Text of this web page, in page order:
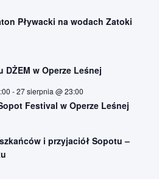
Pływacki na wodach Zatoki
DŻEM w Operze Leśnej
-27 sierpnia @ 23:00
Festival w Operze Leśnej
i przyjaciół Sopotu –